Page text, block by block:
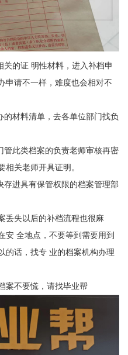
的证 明性材料，进入补档申
申请不一样，难度也会相对不
材料清单，去各单位部门找负
此类档案的负责老师审核再密
关老师开具证明。
进具有保管权限的档案管理部
丢失以后的补档流程也很麻
安 全地点，不要等到需要用到
的话，找专 业的档案机构办理
案不要慌，请找毕业帮